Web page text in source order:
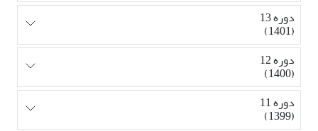
دوره 13
(1401)
دوره 12
(1400)
دوره 11
(1399)